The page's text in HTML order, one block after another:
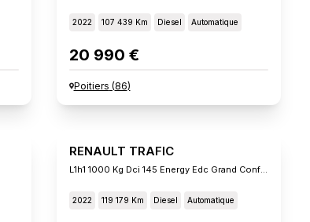
2022 107 439 Km Diesel Automatique
20 990 €
Poitiers (86)
RENAULT TRAFIC
L1h1 1000 Kg Dci 145 Energy Edc Grand Confort
2022 119 179 Km Diesel Automatique